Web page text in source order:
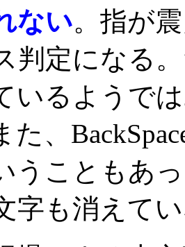
ない。指が
判定になる
いるようで
た、
うこともあ
字も消えて